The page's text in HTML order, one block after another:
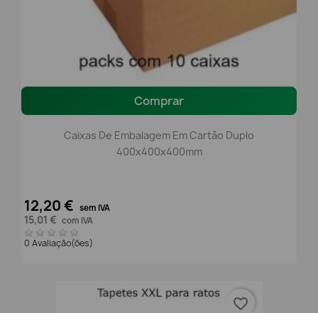
Comprar
Caixas De Embalagem Em Cartão Duplo
400x400x400mm
12,20 € sem IVA
15,01 € com IVA
0 Avaliação(ões)
favorite_border